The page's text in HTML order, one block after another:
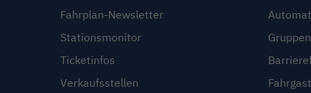
Fahrplan-Newsletter
Stationsmonitor
Ticketinfos
Verkaufsstellen